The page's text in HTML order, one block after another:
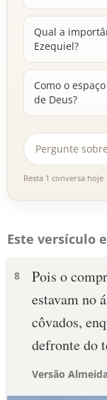
Qual a
Ezequiel?
Como o
de Deus?
Resta 1 conversa hoje
Este versículo
8
Pois o
estavam no
côvados,
defronte do
Versão